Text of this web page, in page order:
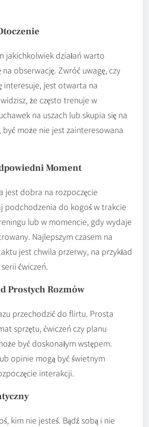
jakichkolwiek działań warto
na obserwację. Zwróć uwagę, czy
interesuje, jest otwarta na
że często trenuje w
na uszach lub skupia się na
może nie jest zainteresowana
Moment
jest dobra na rozpoczęcie
podchodzenia do kogoś w trakcie
lub w momencie, gdy wydaje
Najlepszym czasem na
jest chwila przerwy, na przykład
ćwiczeń.
Prostych Rozmów
przechodzić do flirtu. Prosta
sprzętu, ćwiczeń czy planu
być doskonałym wstępem.
opinie mogą być świetnym
interakcji.
kim nie jesteś. Bądź sobą i nie